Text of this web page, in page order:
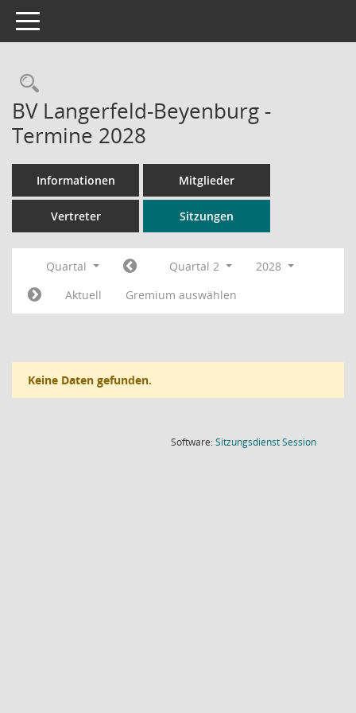
Toggle navigation
Rechercheauswahl
BV Langerfeld-Beyenburg -
Termine 2028
Informationen Mitglieder
Vertreter Sitzungen
Quartal Quartal 2
2028
Aktuell
Gremium auswählen
Keine Daten gefunden.
Software:SitzungsdienstSession(Wird in